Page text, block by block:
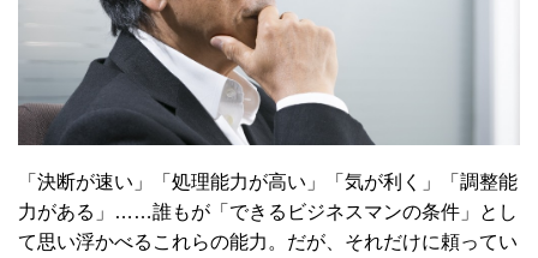
「決断が速い」「処理能力が高い」「気が利く」「調整能
力がある」……誰もが「できるビジネスマンの条件」とし
て思い浮かべるこれらの能力。だが、それだけに頼ってい